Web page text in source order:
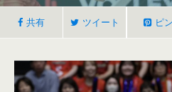
共有 ツイート ピン